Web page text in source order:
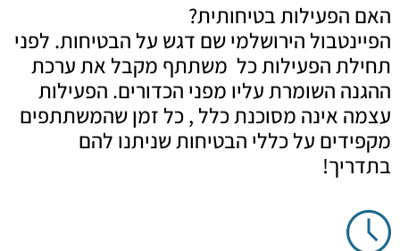
בטיחותית?
הירושלמי שם דגש על הבטיחות. לפני
הפעילות כל משתתף מקבל את ערכת
השומרת עליו מפני הכדורים. הפעילות
מסוכנת כלל , כל זמן שהמשתתפים
על כללי הבטיחות שניתנו להם